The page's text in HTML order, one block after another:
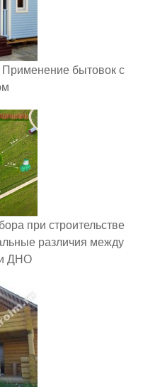
бытовок с
при строительстве
различия между
ДНО